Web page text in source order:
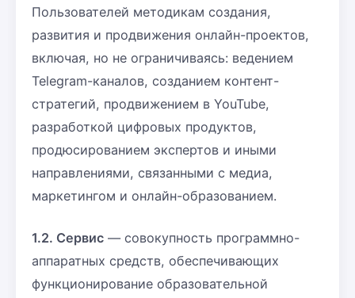
Пользователей методикам создания,
развития и продвижения онлайн-проектов,
включая, но не ограничиваясь: ведением
Telegram-каналов, созданием контент-
стратегий, продвижением в YouTube,
разработкой цифровых продуктов,
продюсированием экспертов и иными
направлениями, связанными с медиа,
маркетингом и онлайн-образованием.
1.2. Сервис — совокупность программно-
аппаратных средств, обеспечивающих
функционирование образовательной